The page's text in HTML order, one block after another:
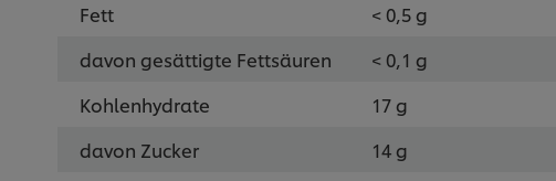
Fett
< 0,5 g
davon gesättigte Fettsäuren
< 0,1 g
Kohlenhydrate
17 g
davon Zucker
14 g